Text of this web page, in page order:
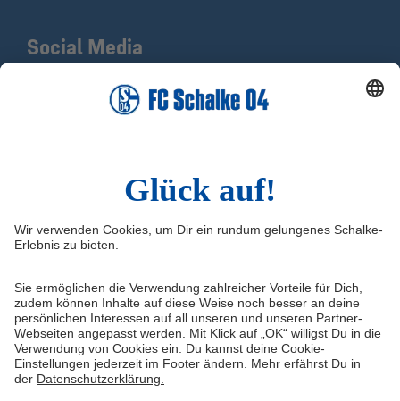
Impressum
Medien/Presse
FAQ
Datenschutz
Haftungsausschluss
Quicklinks
Shop
schalke04.de
Schalke TV
VELTINS-Arena
ERWIN buchen
Social Media
X